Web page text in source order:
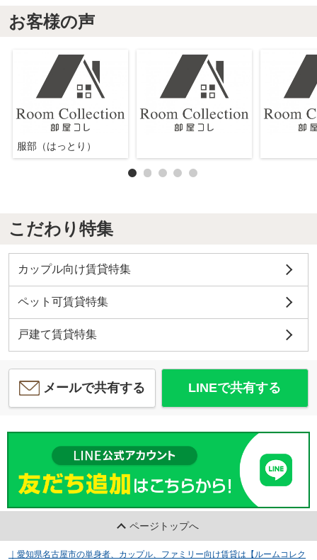
お客様の声
服部（はっとり）
こだわり特集
カップル向け賃貸特集
ペット可賃貸特集
戸建て賃貸特集
メールで共有する LINEで共有する
ページトップへ
｜愛知県名古屋市の単身者、カップル、ファミリー向け賃貸は【ルームコレク